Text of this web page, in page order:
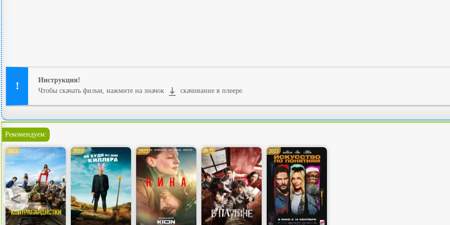
Инструкция!
Чтобы скачать фильм, нажмите на значок
скачивание в плеере.
Рекомендуем:
2023 2023 2022 2023 2023
<